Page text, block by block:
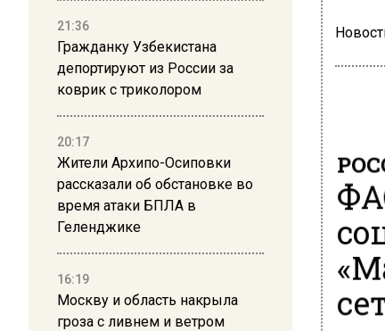
21:36
Гражданку Узбекистана
депортируют из России за
коврик с триколором
20:17
Жители Архипо-Осиповки
рассказали об обстановке во
время атаки БПЛА в
Геленджике
16:19
Москву и область накрыла
гроза с ливнем и ветром